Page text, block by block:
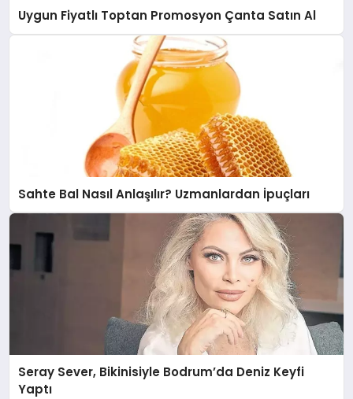
Uygun Fiyatlı Toptan Promosyon Çanta Satın Al
Sahte Bal Nasıl Anlaşılır? Uzmanlardan İpuçları
Seray Sever, Bikinisiyle Bodrum’da Deniz Keyfi
Yaptı